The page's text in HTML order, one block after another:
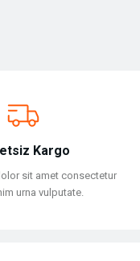
Kargo
sit amet consectetur
urna vulputate.